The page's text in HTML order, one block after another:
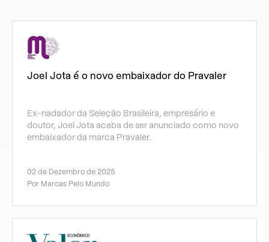
Joel Jota é o novo embaixador do Pravaler
Ex-nadador da Seleção Brasileira, empresário e
doutor, Joel Jota acaba de ser anunciado como novo
embaixador da marca Pravaler.
02 de Dezembro de 2025
Por Marcas Pelo Mundo